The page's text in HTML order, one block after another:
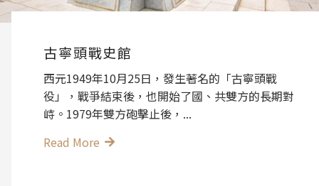
古寧頭戰史館
西元1949年10月25日，發生著名的「古寧頭戰
役」，戰爭結束後，也開始了國、共雙方的長期對
峙。1979年雙方砲擊止後，...
Read More